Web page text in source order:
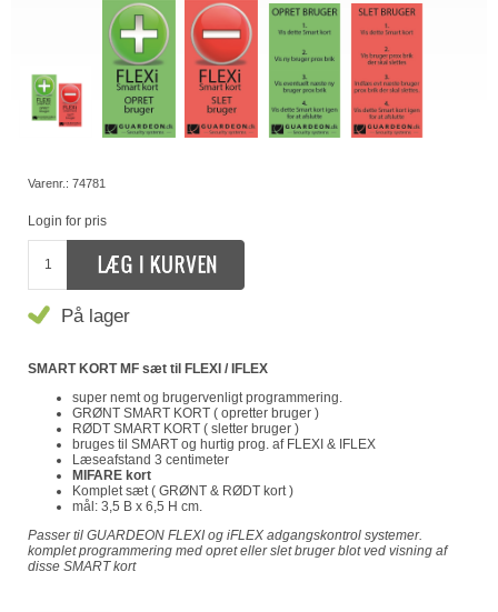
Varenr.: 74781
Login for pris
På lager
SMART KORT MF sæt til FLEXI / IFLEX
super nemt og brugervenligt programmering.
GRØNT SMART KORT ( opretter bruger )
RØDT SMART KORT ( sletter bruger )
bruges til SMART og hurtig prog. af FLEXI & IFLEX
Læseafstand 3 centimeter
MIFARE kort
Komplet sæt ( GRØNT & RØDT kort )
mål: 3,5 B x 6,5 H cm.
Passer til GUARDEON FLEXI og iFLEX adgangskontrol systemer.
komplet programmering med opret eller slet bruger blot ved visning af
disse SMART kort